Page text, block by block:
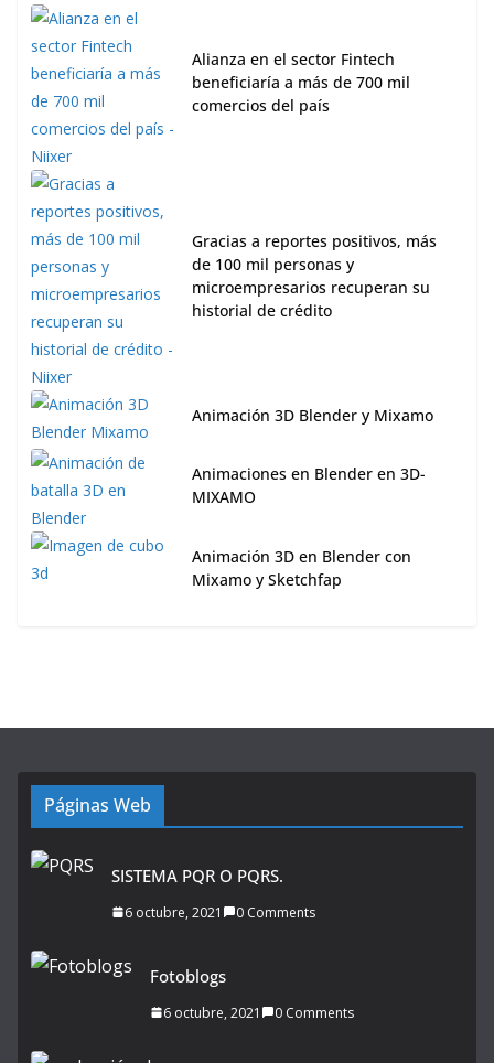
Alianza en el sector Fintech
beneficiaría a más de 700 mil
comercios del país
Gracias a reportes positivos, más
de 100 mil personas y
microempresarios recuperan su
historial de crédito
Animación 3D Blender y Mixamo
Animaciones en Blender en 3D-
MIXAMO
Animación 3D en Blender con
Mixamo y Sketchfap
Páginas Web
SISTEMA PQR O PQRS.
6 octubre, 2021 0 Comments
Fotoblogs
6 octubre, 2021 0 Comments